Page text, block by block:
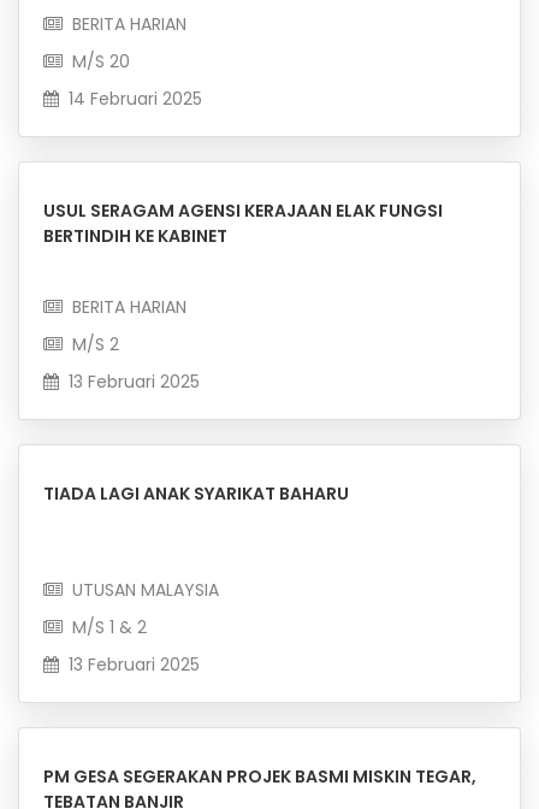
BERITA HARIAN
M/S 20
14 Februari 2025
USUL SERAGAM AGENSI KERAJAAN ELAK FUNGSI
BERTINDIH KE KABINET
BERITA HARIAN
M/S 2
13 Februari 2025
TIADA LAGI ANAK SYARIKAT BAHARU
UTUSAN MALAYSIA
M/S 1 & 2
13 Februari 2025
PM GESA SEGERAKAN PROJEK BASMI MISKIN TEGAR,
TEBATAN BANJIR